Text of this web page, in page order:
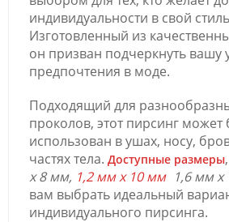
индивидуальности в свой
Изготовленный из
он призван подчеркнуть вашу
предпочтения в моде.
Подходящий для
проколов, этот пирсинг может
использован в ушах, носу,
частях тела. Доступные размеры
х 8 мм, 1,2 мм х 10 мм 1,6 мм
вам выбрать идеальный
индивидуального пирсинга.